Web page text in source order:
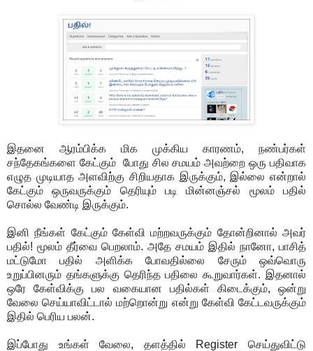
இதனை ஆரம்பிக்க மிக முக்கிய காரணம், நண்பர்கள்
சந்தேகங்களை கேட்கும் போது சில சமயம் அவற்றை ஒரு பதிவாக
எழுத முடியாத அளவிற்கு சிறியதாக இருக்கும், இல்லை என்றால்
கேட்கும் ஒருவருக்கும் தெரியும் படி மின்னஞ்சல் மூலம் பதில்
சொல்ல வேண்டி இருக்கும்.
இனி நீங்கள் கேட்கும் கேள்வி மற்றவருக்கும் தோன்றினால் அவர்
பதில்! மூலம் தீர்வை பெறலாம். அதே சமயம் இதில் நானோ, பாசித்
மட்டுமோ பதில் அளிக்க போவதில்லை சேரும் ஒவ்வொரு
உறுப்பினரும் தங்களுக்கு தெரிந்த பதிலை கூறுவார்கள். இதனால்
ஒரே கேள்விக்கு பல வகையான பதில்கள் கிடைக்கும், ஒன்று
வேலை செய்யாவிட்டால் மற்றொன்று என்று கேள்வி கேட்டவருக்கும்
இதில் பெரிய பலன்.
இப்போது உங்கள் வேலை, தளத்தில் Register செய்துவிட்டு